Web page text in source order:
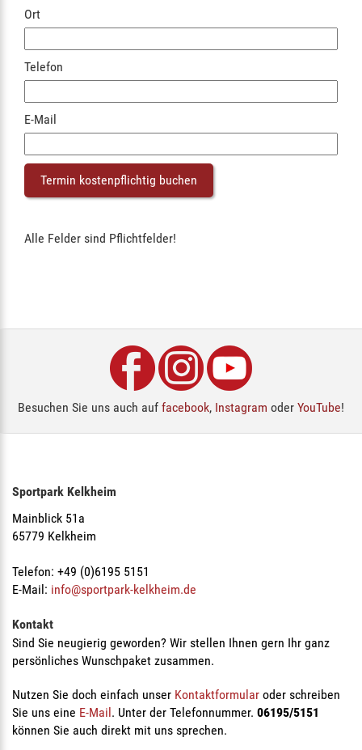
Ort
Telefon
E-Mail
Alle Felder sind Pflichtfelder!
Besuchen Sie uns auch auf facebook, Instagram oder YouTube!
Sportpark Kelkheim
Mainblick 51a
65779 Kelkheim
Telefon: +49 (0)6195 5151
E-Mail: info@sportpark-kelkheim.de
Kontakt
Sind Sie neugierig geworden? Wir stellen Ihnen gern Ihr ganz
persönliches Wunschpaket zusammen.
Nutzen Sie doch einfach unser Kontaktformular oder schreiben
Sie uns eine E-Mail. Unter der Telefonnummer. 06195/5151
können Sie auch direkt mit uns sprechen.